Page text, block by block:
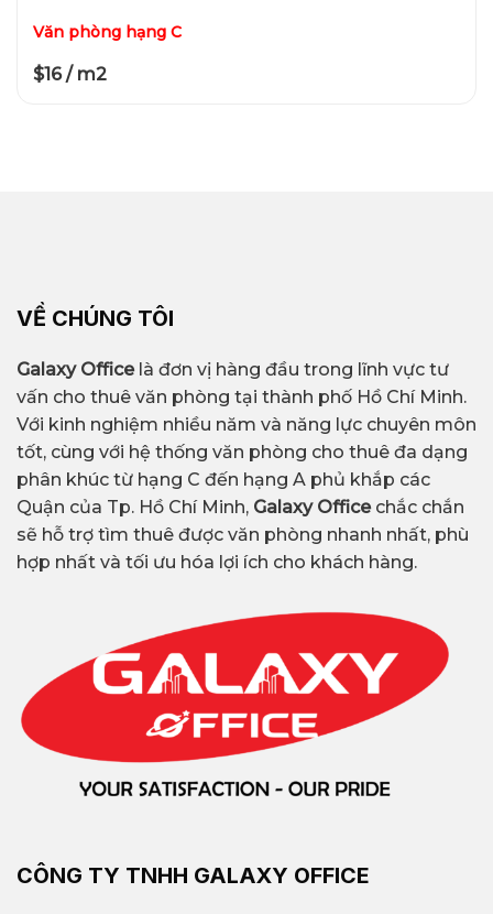
Văn phòng hạng C
$16 / m2
VỀ CHÚNG TÔI
Galaxy Officelà đơn vị hàng đầu trong lĩnh vực tư
vấn cho thuê văn phòng tại thành phố Hồ Chí Minh.
Với kinh nghiệm nhiều năm và năng lực chuyên môn
tốt, cùng với hệ thống văn phòng cho thuê đa dạng
phân khúc từ hạng C đến hạng A phủ khắp các
Quận của Tp. Hồ Chí Minh, Galaxy Office chắc chắn
sẽ hỗ trợ tìm thuê được văn phòng nhanh nhất, phù
hợp nhất và tối ưu hóa lợi ích cho khách hàng.
CÔNG TY TNHH GALAXY OFFICE